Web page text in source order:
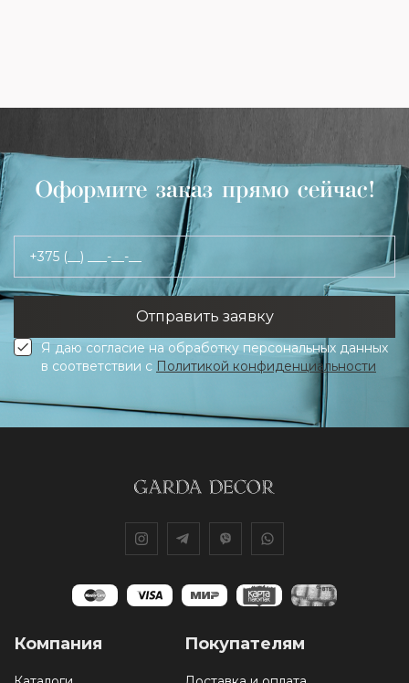
Оформите заказ прямо сейчас!
+375 (__) ___-__-__
Я даю согласие на обработку персональных данных
в соответствии с Политикой конфиденциальности
Компания Покупателям